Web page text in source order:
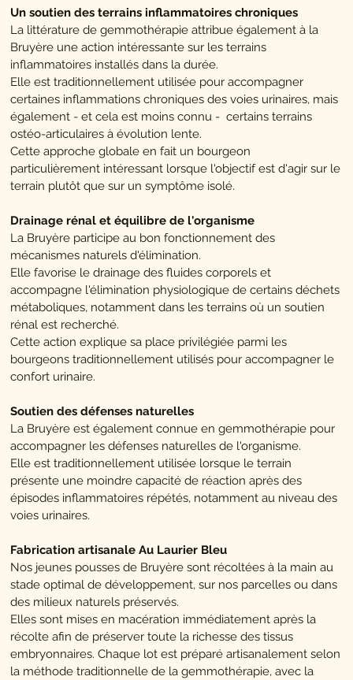
Un soutien des terrains inflammatoires chroniques
La littérature de gemmothérapie attribue également à la
Bruyère une action intéressante sur les terrains
inflammatoires installés dans la durée.
Elle est traditionnellement utilisée pour accompagner
certaines inflammations chroniques des voies urinaires, mais
également - et cela est moins connu - certains terrains
ostéo-articulaires à évolution lente.
Cette approche globale en fait un bourgeon
particulièrement intéressant lorsque l'objectif est d'agir sur le
terrain plutôt que sur un symptôme isolé.
Drainage rénal et équilibre de l'organisme
La Bruyère participe au bon fonctionnement des
mécanismes naturels d'élimination.
Elle favorise le drainage des fluides corporels et
accompagne l'élimination physiologique de certains déchets
métaboliques, notamment dans les terrains où un soutien
rénal est recherché.
Cette action explique sa place privilégiée parmi les
bourgeons traditionnellement utilisés pour accompagner le
confort urinaire.
Soutien des défenses naturelles
La Bruyère est également connue en gemmothérapie pour
accompagner les défenses naturelles de l'organisme.
Elle est traditionnellement utilisée lorsque le terrain
présente une moindre capacité de réaction après des
épisodes inflammatoires répétés, notamment au niveau des
voies urinaires.
Fabrication artisanale Au Laurier Bleu
Nos jeunes pousses de Bruyère sont récoltées à la main au
stade optimal de développement, sur nos parcelles ou dans
des milieux naturels préservés.
Elles sont mises en macération immédiatement après la
récolte afin de préserver toute la richesse des tissus
embryonnaires. Chaque lot est préparé artisanalement selon
la méthode traditionnelle de la gemmothérapie, avec la